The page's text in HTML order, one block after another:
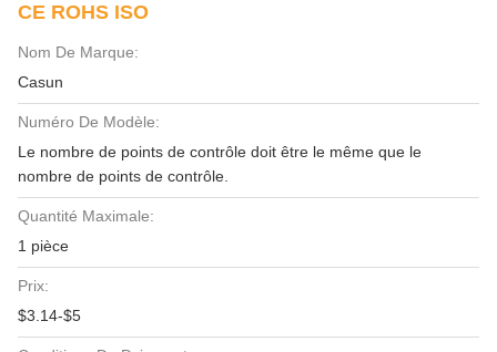
CE ROHS ISO
Nom De Marque:
Casun
Numéro De Modèle:
Le nombre de points de contrôle doit être le même que le
nombre de points de contrôle.
Quantité Maximale:
1 pièce
Prix:
$3.14-$5